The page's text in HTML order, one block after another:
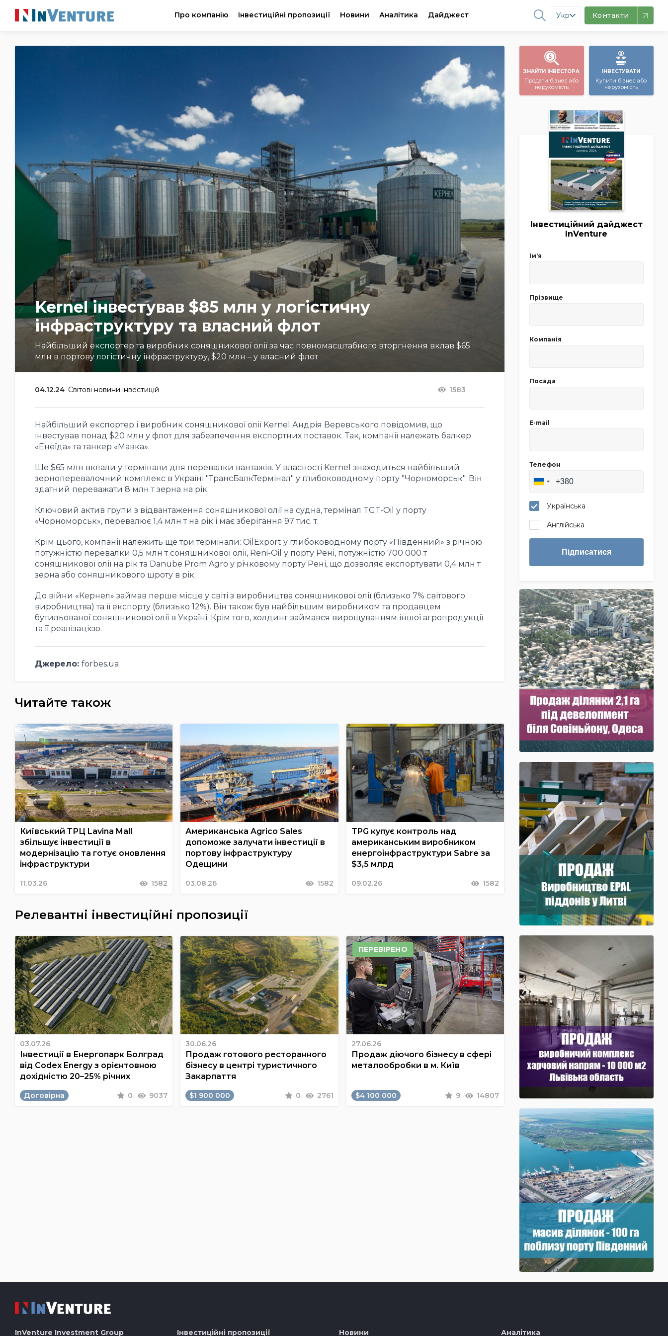
Про компанію Інвестиційні пропозиції Новини Аналітика Дайджест Укр Контакти
Kernel інвестував $85 млн у логістичну
інфраструктуру та власний флот
Найбільший експортер та виробник соняшникової олії за час повномасштабного вторгнення вклав $65
млн в портову логістичну інфраструктуру, $20 млн – у власний флот
04.12.24 Світові новини інвестицій 1583
Найбільший експортер і виробник соняшникової олії Kernel Андрія Веревського повідомив, що
інвестував понад $20 млн у флот для забезпечення експортних поставок. Так, компанії належать балкер
«Енеїда» та танкер «Мавка».
Ще $65 млн вклали у термінали для перевалки вантажів. У власності Kernel знаходиться найбільший
зерноперевалочний комплекс в Україні "ТрансБалкТермінал" у глибоководному порту "Чорноморськ". Він
здатний переважати 8 млн т зерна на рік.
Ключовий актив групи з відвантаження соняшникової олії на судна, термінал TGT-Oil у порту
«Чорноморськ», перевалює 1,4 млн т на рік і має зберігання 97 тис. т.
Крім цього, компанії належить ще три термінали: OilExport у глибоководному порту «Південний» з річною
потужністю перевалки 0,5 млн т соняшникової олії, Reni-Oil у порту Рені, потужністю 700 000 т
соняшникової олії на рік та Danube Prom Agro у річковому порту Рені, що дозволяє експортувати 0,4 млн т
зерна або соняшникового шроту в рік.
До війни «Кернел» займав перше місце у світі з виробництва соняшникової олії (близько 7% світового
виробництва) та її експорту (близько 12%). Він також був найбільшим виробником та продавцем
бутильованої соняшникової олії в Україні. Крім того, холдинг займався вирощуванням іншої агропродукції
та її реалізацією.
Джерело: forbes.ua
Читайте також
Київський ТРЦ Lavina Mall
збільшує інвестиції в
модернізацію та готує оновлення
інфраструктури
11.03.26 1582
Американська Agrico Sales
допоможе залучати інвестиції в
портову інфраструктуру
Одещини
03.08.26 1582
TPG купує контроль над
американським виробником
енергоінфраструктури Sabre за
$3,5 млрд
09.02.26 1582
Релевантні інвестиційні пропозиції
03.07.26
Інвестиції в Енергопарк Болград
від Codex Energy з орієнтовною
дохідністю 20–25% річних
Договірна 0 9037
30.06.26
Продаж готового ресторанного
бізнесу в центрі туристичного
Закарпаття
$1 900 000 0 2761
ПЕРЕВІРЕНО
27.06.26
Продаж діючого бізнесу в сфері
металообробки в м. Київ
$4 100 000 9 14807
ЗНАЙТИ ІНВЕСТОРА
Продати бізнес або
нерухомість
ІНВЕСТУВАТИ
Купити бізнес або
нерухомість
Інвестиційний дайджест
InVenture
Імʼя
Прізвище
Компанія
Посада
E-mail
Телефон
Українська
Англійська
Підписатися
InVenture Investment Group Інвестиційні пропозиції Новини Аналітика